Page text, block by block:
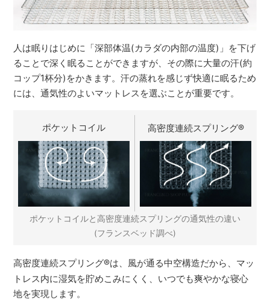
人は眠りはじめに「深部体温(カラダの内部の温度)」を下げ
ることで深く眠ることができますが、その際に大量の汗(約
コップ1杯分)をかきます。汗の蒸れを感じず快適に眠るため
には、通気性のよいマットレスを選ぶことが重要です。
ポケットコイル 高密度連続スプリング®
ポケットコイルと高密度連続スプリングの通気性の違い
(フランスベッド調べ)
高密度連続スプリング®は、風が通る中空構造だから、マッ
トレス内に湿気を貯めこみにくく、いつでも爽やかな寝心
地を実現します。